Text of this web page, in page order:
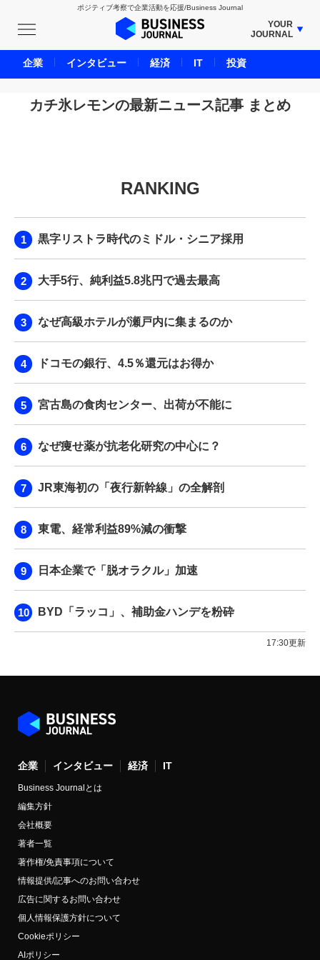
ポジティブ考察で企業活動を応援/Business Journal
YOUR
JOURNAL
BUSINESS JOURNAL
UNICORN JOURNAL
CARBON CREDITS JOURNAL
LIFE ENDING JOURNAL
BPaaS JOURNAL
カチ氷レモンの最新ニュース記事 まとめ
RANKING
黒字リストラ時代のミドル・シニア採用
大手5行、純利益5.8兆円で過去最高
なぜ高級ホテルが瀬戸内に集まるのか
ドコモの銀行、4.5％還元はお得か
宮古島の食肉センター、出荷が不能に
なぜ痩せ薬が抗老化研究の中心に？
JR東海初の「夜行新幹線」の全解剖
東電、経常利益89%減の衝撃
日本企業で「脱オラクル」加速
BYD「ラッコ」、補助金ハンデを粉砕
17:30更新
企業 インタビュー 経済 IT
Business Journalとは
編集方針
会社概要
著者一覧
著作権/免責事項について
情報提供/記事へのお問い合わせ
広告に関するお問い合わせ
個人情報保護方針について
Cookieポリシー
AIポリシー
企業 インタビュー 経済 IT 投資